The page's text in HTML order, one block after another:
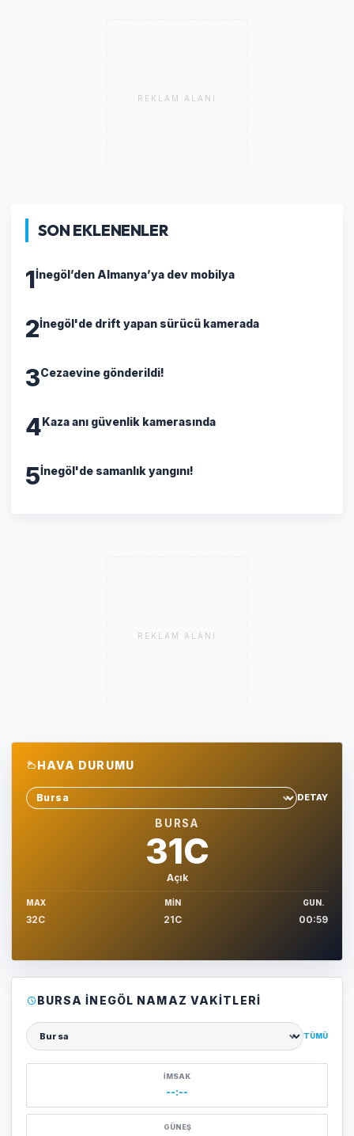
REKLAM ALANI
SON EKLENENLER
1İnegöl’den Almanya’ya dev mobilya
2İnegöl'de drift yapan sürücü kamerada
3Cezaevine gönderildi!
4Kaza anı güvenlik kamerasında
5İnegöl'de samanlık yangını!
REKLAM ALANI
HAVA DURUMU
Sehir sec
DETAY
BURSA
31C
Açık
MAX
32C
MIN
21C
GUN.
00:59
BURSA İNEGÖL NAMAZ VAKITLERI
Şehir seçin
TÜMÜ
İMSAK
--:--
GÜNEŞ